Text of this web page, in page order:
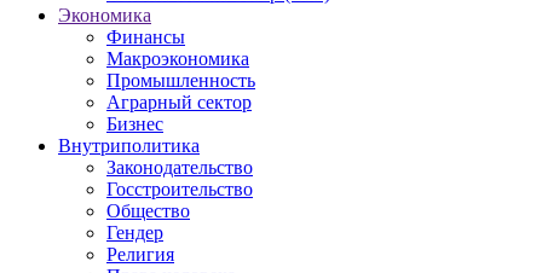
Экономика
Финансы
Макроэкономика
Промышленность
Аграрный сектор
Бизнес
Внутриполитика
Законодательство
Госстроительство
Общество
Гендер
Религия